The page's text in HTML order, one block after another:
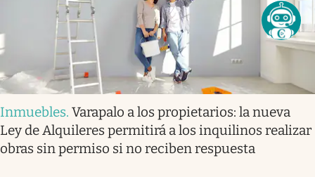
Inmuebles. Varapalo a los propietarios: la nueva
Ley de Alquileres permitirá a los inquilinos realizar
obras sin permiso si no reciben respuesta